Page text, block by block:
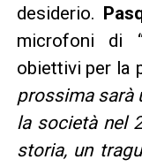
desiderio.
microfoni di
obiettivi per la
prossima sarà
la società nel
storia, un